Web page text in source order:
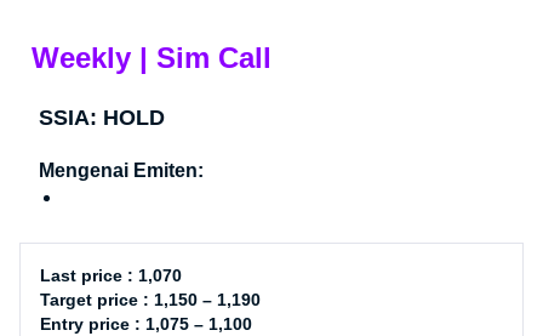
Weekly | Sim Call
SSIA: HOLD
Mengenai Emiten:
Last price : 1,070
Target price : 1,150 – 1,190
Entry price : 1,075 – 1,100